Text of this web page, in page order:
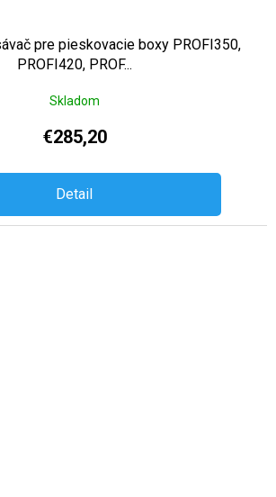
pre pieskovacie boxy PROFI350,
PROFI420, PROF...
Skladom
€285,20
Detail